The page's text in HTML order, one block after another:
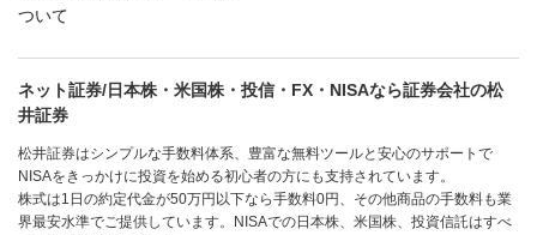
ついて
ネット証券/日本株・米国株・投信・FX・NISAなら証券会社の松
井証券
松井証券はシンプルな手数料体系、豊富な無料ツールと安心のサポートで
NISAをきっかけに投資を始める初心者の方にも支持されています。
株式は1日の約定代金が50万円以下なら手数料0円、その他商品の手数料も業
界最安水準でご提供しています。NISAでの日本株、米国株、投資信託はすべ